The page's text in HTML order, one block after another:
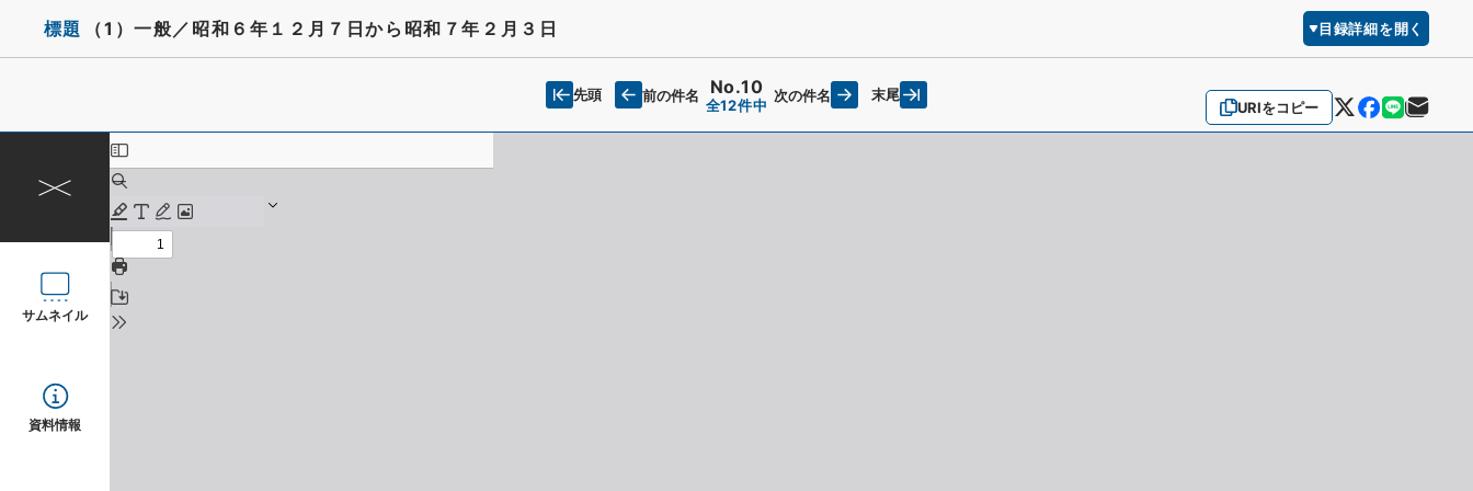
標題 （1）一般／昭和６年１２月７日から昭和７年２月３日 目録詳細を開く
URIをコピー
先頭 前の件名 No.10
全12件中
次の件名 末尾
サムネイル
資料情報